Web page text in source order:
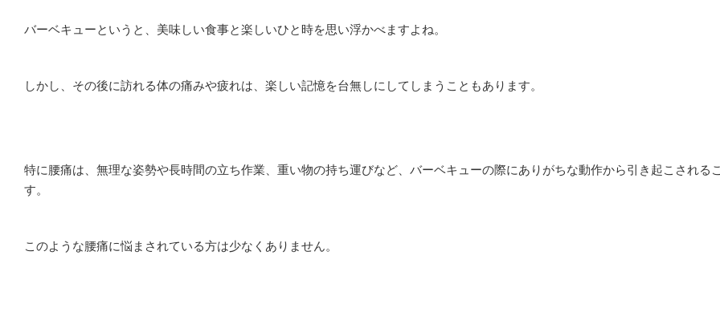
バーベキューというと、美味しい食事と楽しいひと時を思い浮かべますよね。
しかし、その後に訪れる体の痛みや疲れは、楽しい記憶を台無しにしてしまうこともあります。
特に腰痛は、無理な姿勢や長時間の立ち作業、重い物の持ち運びなど、バーベキューの際にありがちな動作から引き起こされる
す。
このような腰痛に悩まされている方は少なくありません。